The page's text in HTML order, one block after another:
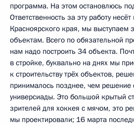
программа. На этом остановлюсь
Ответственность за эту работу
Красноярского края, мы выступаем
объектам. Всего по обязательной
нам надо построить 34 объекта.
в стройке, буквально на днях мы
к строительству трёх объектов,
принималось позднее, чем решение
универсиады. Это большой крытый
зрителей для хоккея с мячом, это
мы проектировали; 16 марта